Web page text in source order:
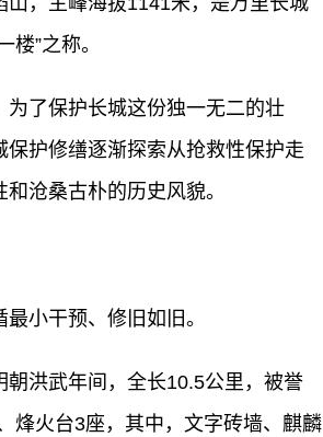
”之称。
了保护长城这份独一无二的壮
护修缮逐渐探索从抢救性保护走
沧桑古朴的历史风貌。
小干预、修旧如旧。
洪武年间，全长10.5公里，被誉
烽火台3座，其中，文字砖墙、麒麟